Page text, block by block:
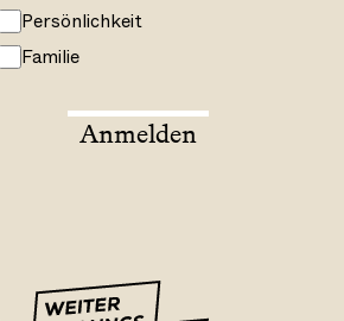
Persönlichkeit
Familie
Anmelden